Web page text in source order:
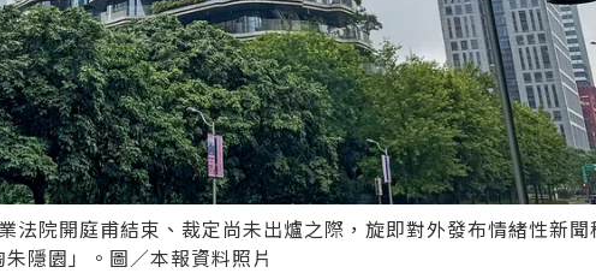
法院開庭甫結束、裁定尚未出爐之際，旋即對外發布情緒性新
隱園」。圖／本報資料照片